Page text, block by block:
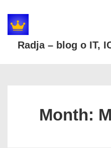
Skip
Radja – blog o IT,
Month: